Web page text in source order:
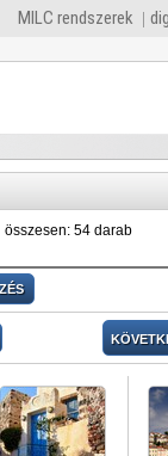
MILC rendszerek
összesen: 54 darab